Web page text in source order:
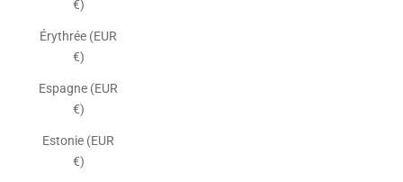
€)
Érythrée (EUR
€)
Espagne (EUR
€)
Estonie (EUR
€)